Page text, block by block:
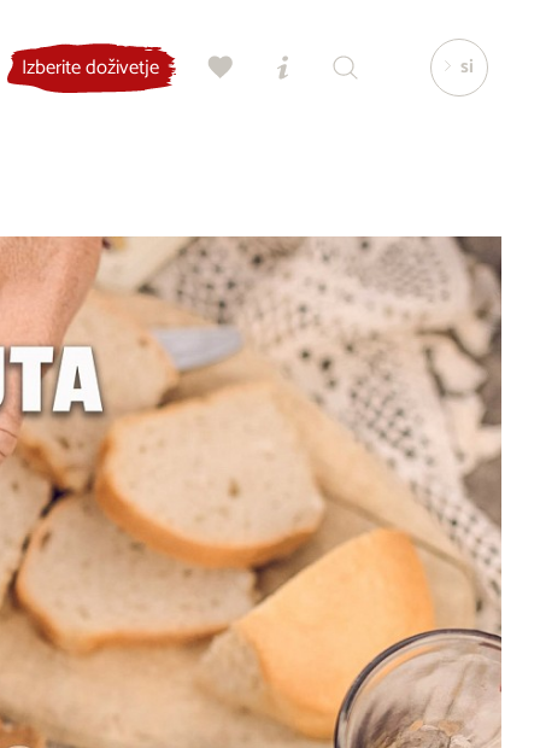
Izberite doživetje si